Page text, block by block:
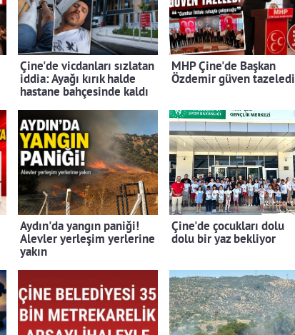
Çine'de vicdanları sızlatan
iddia: Ayağı kırık halde
hastane bahçesinde kaldı
MHP Çine'de Başkan
Özdemir güven tazeledi
Aydın'da yangın paniği!
Alevler yerleşim yerlerine
yakın
Çine'de çocukları dolu
dolu bir yaz bekliyor